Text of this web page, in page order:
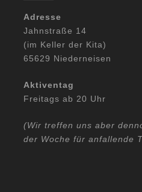
Adresse
Jahnstraße 14
(im Keller der Kita)
65629 Niederneisen
Aktiventag
Freitags ab 20 Uhr
(Wir treffen uns aber
der Woche für anfallende